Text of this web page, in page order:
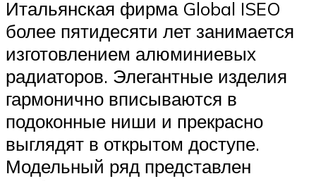
Итальянская фирма Global ISEO
более пятидесяти лет занимается
изготовлением алюминиевых
радиаторов. Элегантные изделия
гармонично вписываются в
подоконные ниши и прекрасно
выглядят в открытом доступе.
Модельный ряд представлен